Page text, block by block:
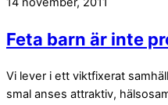
Feta barn är inte
Vi lever i ett viktfixerat
smal anses attraktiv,